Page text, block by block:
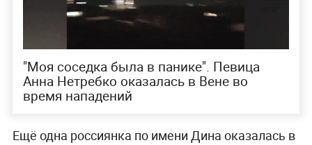
"Моя соседка была в панике". Певица
Анна Нетребко оказалась в Вене во
время нападений
Ещё одна россиянка по имени Дина оказалась в